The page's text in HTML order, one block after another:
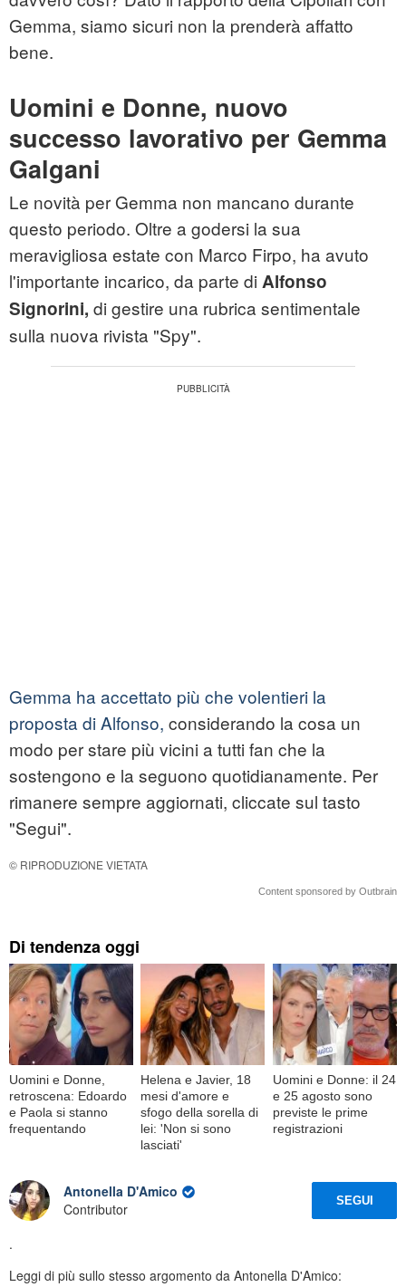
Gemma, siamo sicuri non la prenderà affatto
bene.
Uomini e Donne, nuovo
successo lavorativo per Gemma
Galgani
Le novità per Gemma non mancano durante
questo periodo. Oltre a godersi la sua
meravigliosa estate con Marco Firpo, ha avuto
l'importante incarico, da parte di Alfonso
Signorini, di gestire una rubrica sentimentale
sulla nuova rivista "Spy".
Gemma ha accettato più che volentieri la
proposta di Alfonso, considerando la cosa un
modo per stare più vicini a tutti fan che la
sostengono e la seguono quotidianamente. Per
rimanere sempre aggiornati, cliccate sul tasto
"Segui".
© RIPRODUZIONE VIETATA
Content sponsored by Outbrain
Di tendenza oggi
Uomini e Donne,
retroscena: Edoardo
e Paola si stanno
frequentando
Helena e Javier, 18
mesi d'amore e
sfogo della sorella di
lei: 'Non si sono
lasciati'
Uomini e Donne: il 24
e 25 agosto sono
previste le prime
registrazioni
Antonella D'Amico
Contributor
SEGUI
.
Leggi di più sullo stesso argomento da Antonella D'Amico: